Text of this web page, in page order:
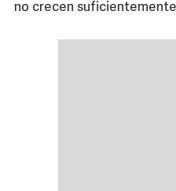
no crecen